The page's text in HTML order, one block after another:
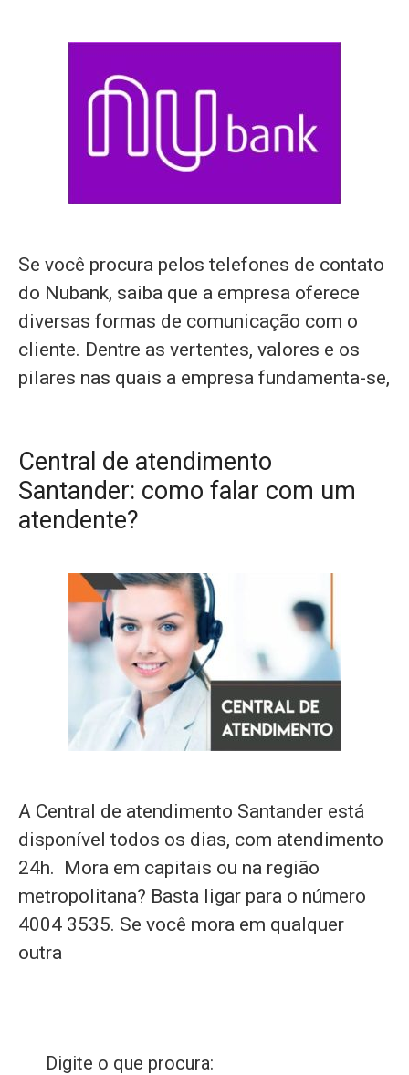
Se você procura pelos telefones de contato
do Nubank, saiba que a empresa oferece
diversas formas de comunicação com o
cliente. Dentre as vertentes, valores e os
pilares nas quais a empresa fundamenta-se,
Central de atendimento
Santander: como falar com um
atendente?
A Central de atendimento Santander está
disponível todos os dias, com atendimento
24h. Mora em capitais ou na região
metropolitana? Basta ligar para o número
4004 3535. Se você mora em qualquer
outra
Digite o que procura: